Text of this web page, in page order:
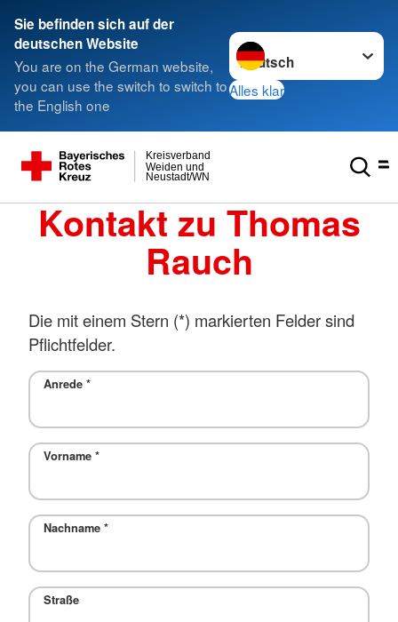
Sie befinden sich auf der
deutschen Website
You are on the German website,
you can use the switch to switch to
the English one
Sprache wechseln zu
Alles klar
Neustadt/WN
Weiden und
Kreisverband
Kontakt zu Thomas
Rauch
Die mit einem Stern (*) markierten Felder sind
Pflichtfelder.
Anrede *
Vorname *
Nachname *
Straße